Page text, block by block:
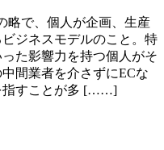
略で、個人が企画、生産
ジネスモデルのこと。特
た影響力を持つ個人がそ
間業者を介さずにECな
指すことが多 [……]